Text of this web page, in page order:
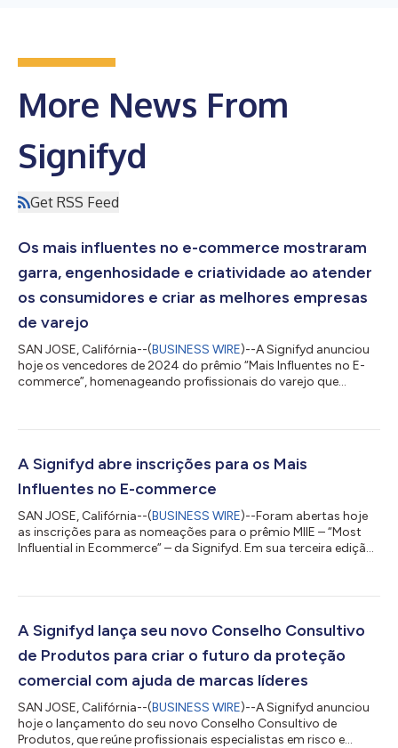
More News From
Signifyd
Get RSS Feed
Os mais influentes no e-commerce mostraram
garra, engenhosidade e criatividade ao atender
os consumidores e criar as melhores empresas
de varejo
SAN JOSE, Califórnia--(BUSINESS WIRE)--A Signifyd anunciou
hoje os vencedores de 2024 do prêmio “Mais Influentes no E-
commerce”, homenageando profissionais do varejo que
diante da inflação crescente e das perspectivas incertas para a
demonstrou grande resiliência enquanto inspirava equipes em
um setor que consistentemente...
A Signifyd abre inscrições para os Mais
Influentes no E-commerce
SAN JOSE, Califórnia--(BUSINESS WIRE)--Foram abertas hoje
as inscrições para as nomeações para o prêmio MIIE – “Most
Influential in Ecommerce” – da Signifyd. Em sua terceira edição,
conduzir suas organizações em meio à alta inflação, condições
fraude no comércio eletrônico. Os prêmios MIIE da Signifyd
visam reconhecer os heróis...
A Signifyd lança seu novo Conselho Consultivo
de Produtos para criar o futuro da proteção
comercial com ajuda de marcas líderes
SAN JOSE, Califórnia--(BUSINESS WIRE)--A Signifyd anunciou
hoje o lançamento do seu novo Conselho Consultivo de
Produtos, que reúne profissionais especialistas em risco e